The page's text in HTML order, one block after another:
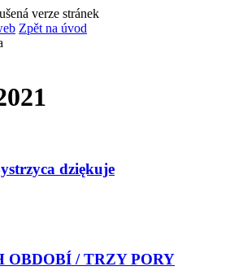
verze stránek
Zpět na úvod
dziękuje
OBDOBÍ / TRZY PORY